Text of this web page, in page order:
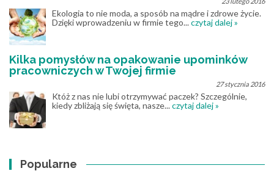
Ekologia to nie moda, a sposób na mądre i zdrowe życie.
Dzięki wprowadzeniu w firmie tego...czytaj dalej »
Kilka pomysłów na opakowanie upominków
pracowniczych w Twojej firmie
27 stycznia 2016
Któż z nas nie lubi otrzymywać paczek? Szczególnie,
kiedy zbliżają się święta, nasze...czytaj dalej »
Popularne